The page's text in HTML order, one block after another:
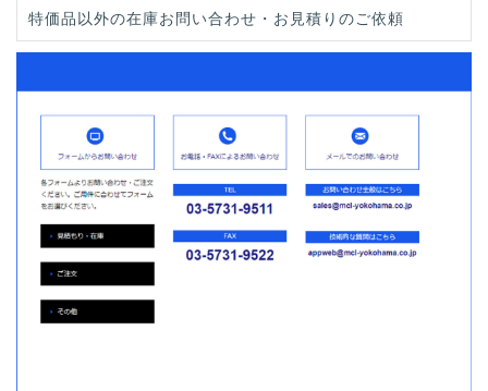
特価品以外の在庫お問い合わせ・お見積りのご依頼